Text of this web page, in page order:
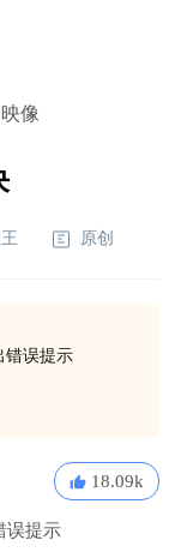
像
原创
错误提示
18.09k
误提示